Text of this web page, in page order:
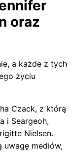
oraz
a każde z tych
życiu
Czack, z którą
i Seargeoh,
Nielsen.
uwagę mediów,